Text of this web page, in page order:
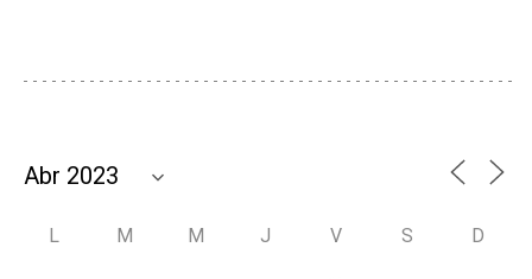
L M M J V S D